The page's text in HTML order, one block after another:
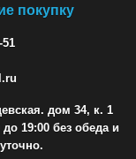
покупку
дом 34, к. 1
19:00 без обеда и